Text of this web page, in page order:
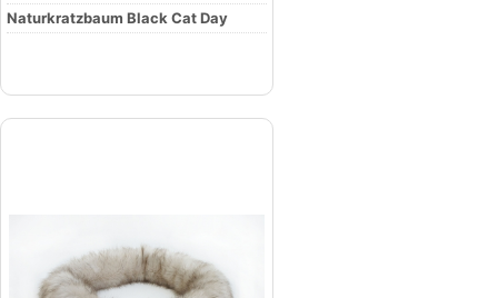
Naturkratzbaum Black Cat Day